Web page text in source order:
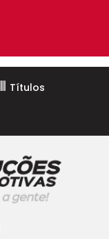
Títulos